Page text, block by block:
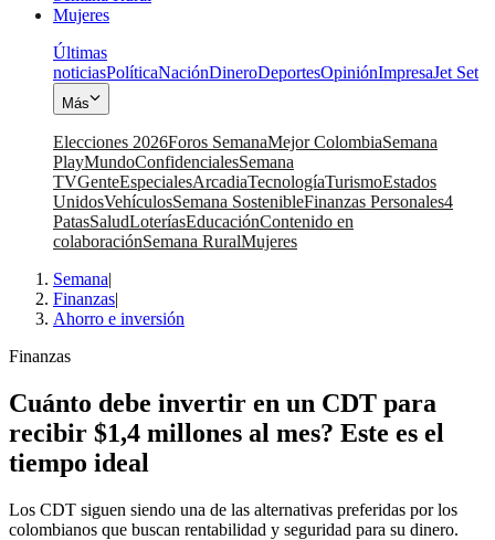
Mujeres
Últimas
noticiasPolíticaNaciónDineroDeportesOpiniónImpresaJet Set
Más
Elecciones 2026Foros SemanaMejor ColombiaSemana
PlayMundoConfidencialesSemana
TVGenteEspecialesArcadiaTecnologíaTurismoEstados
UnidosVehículosSemana SostenibleFinanzas Personales4
PatasSaludLoteríasEducaciónContenido en
colaboraciónSemana RuralMujeres
Semana|
Finanzas|
Ahorro e inversión
Finanzas
Cuánto debe invertir en un CDT para
recibir $1,4 millones al mes? Este es el
tiempo ideal
Los CDT siguen siendo una de las alternativas preferidas por los
colombianos que buscan rentabilidad y seguridad para su dinero.